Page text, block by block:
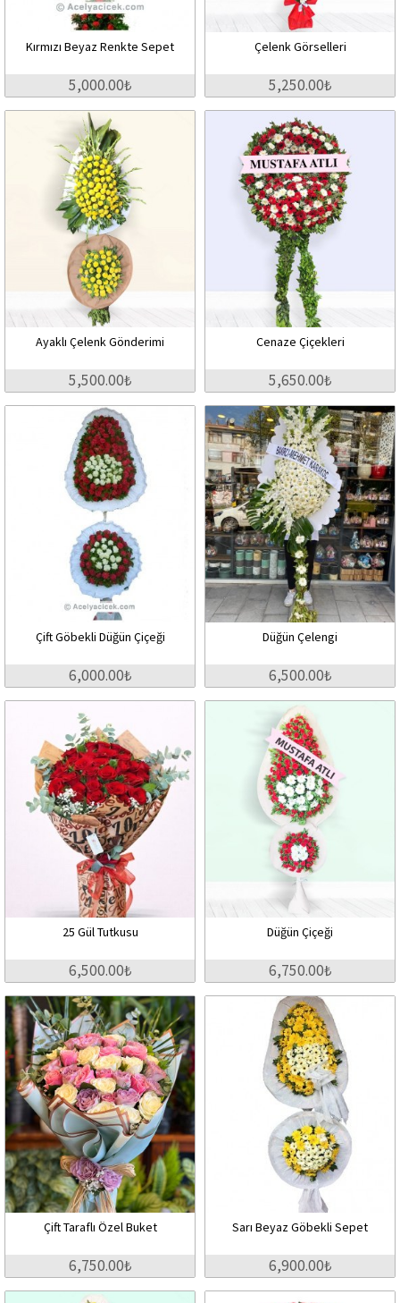
Kırmızı Beyaz Renkte Sepet
5,000.00₺
Çelenk Görselleri
5,250.00₺
Ayaklı Çelenk Gönderimi
5,500.00₺
Cenaze Çiçekleri
5,650.00₺
Çift Göbekli Düğün Çiçeği
6,000.00₺
Düğün Çelengi
6,500.00₺
25 Gül Tutkusu
6,500.00₺
Düğün Çiçeği
6,750.00₺
Çift Taraflı Özel Buket
6,750.00₺
Sarı Beyaz Göbekli Sepet
6,900.00₺